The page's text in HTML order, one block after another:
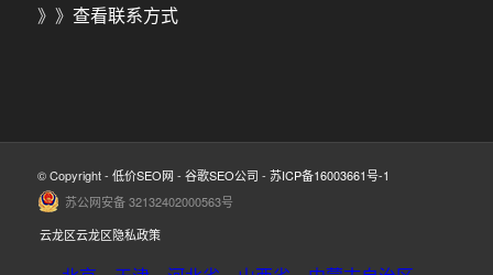
》》 查看联系方式
© Copyright - 低价SEO网 - 谷歌SEO公司 - 苏ICP备16003661号-1
苏公网安备 32132402000563号
云龙区云龙区隐私政策